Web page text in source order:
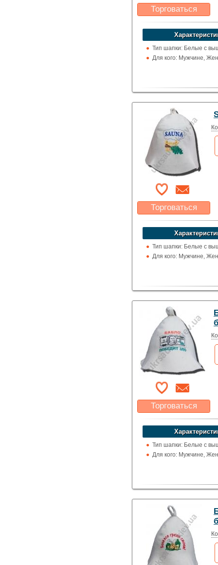
Торговаться
Какая цена Вас
устроит?
Указать цену
Тип шапки: Белые с
Для кого: Мужчине,
Торговаться
Какая цена Вас
устроит?
Указать цену
Тип шапки: Белые с
Для кого: Мужчине,
Торговаться
Какая цена Вас
устроит?
Указать цену
Тип шапки: Белые с
Для кого: Мужчине,